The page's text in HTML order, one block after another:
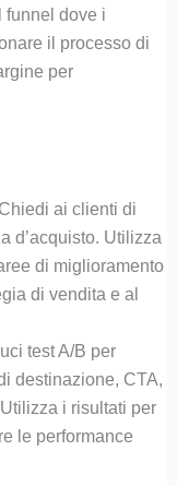
funnel dove i
il processo di
per
Chiedi ai clienti di
d’acquisto. Utilizza
di miglioramento
di vendita e al
test A/B per
destinazione, CTA,
i risultati per
le performance